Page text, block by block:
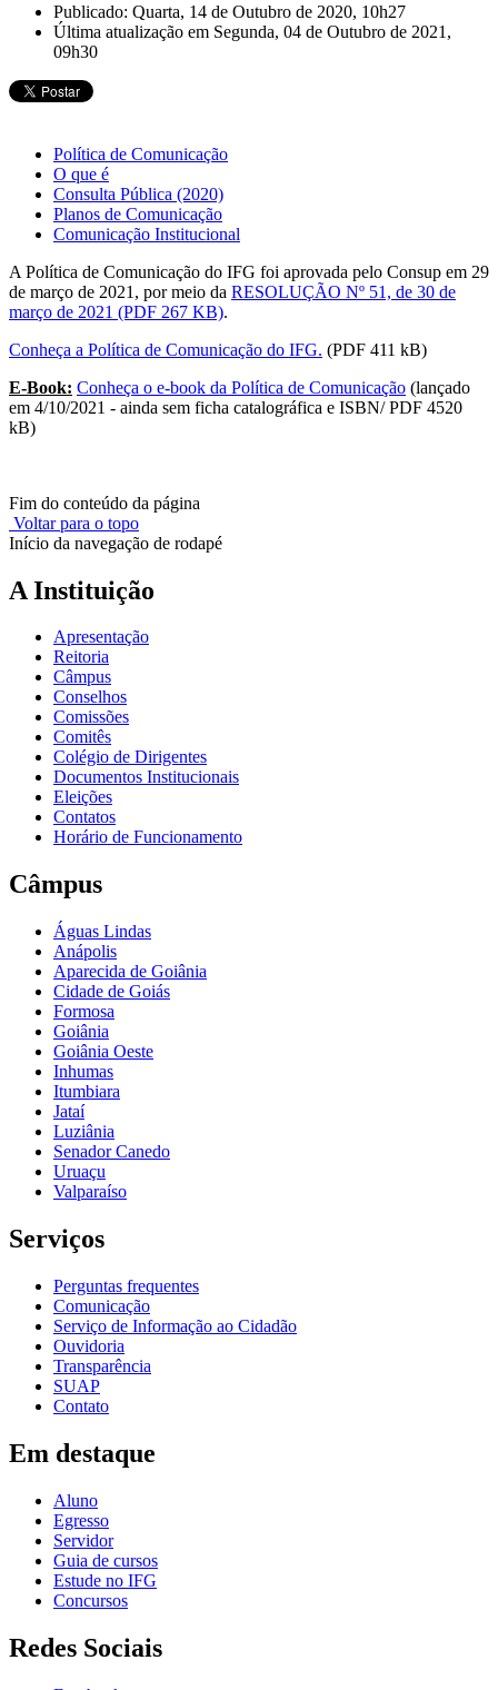
Publicado: Quarta, 14 de Outubro de 2020, 10h27
Última atualização em Segunda, 04 de Outubro de 2021,
09h30
Política de Comunicação
O que é
Consulta Pública (2020)
Planos de Comunicação
Comunicação Institucional
A Política de Comunicação do IFG foi aprovada pelo Consup em 29
de março de 2021, por meio da RESOLUÇÃO Nº 51, de 30 de
março de 2021 (PDF 267 KB).
Conheça a Política de Comunicação do IFG. (PDF 411 kB)
E-Book: Conheça o e-book da Política de Comunicação (lançado
em 4/10/2021 - ainda sem ficha catalográfica e ISBN/ PDF 4520
kB)
Fim do conteúdo da página
Voltar para o topo
Início da navegação de rodapé
A Instituição
Apresentação
Reitoria
Câmpus
Conselhos
Comissões
Comitês
Colégio de Dirigentes
Documentos Institucionais
Eleições
Contatos
Horário de Funcionamento
Câmpus
Águas Lindas
Anápolis
Aparecida de Goiânia
Cidade de Goiás
Formosa
Goiânia
Goiânia Oeste
Inhumas
Itumbiara
Jataí
Luziânia
Senador Canedo
Uruaçu
Valparaíso
Serviços
Perguntas frequentes
Comunicação
Serviço de Informação ao Cidadão
Ouvidoria
Transparência
SUAP
Contato
Em destaque
Aluno
Egresso
Servidor
Guia de cursos
Estude no IFG
Concursos
Redes Sociais